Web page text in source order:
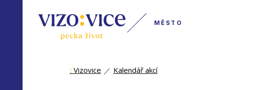
MĚSTO
: Vizovice Kalendář akcí